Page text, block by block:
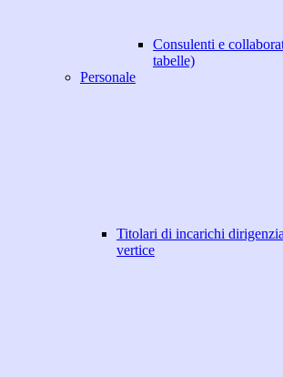
Consulenti e
tabelle)
Personale
Titolari di incarichi
vertice